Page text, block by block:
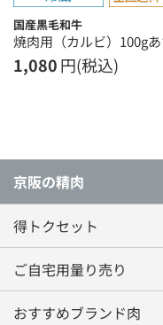
国産黒毛和牛
焼肉用（カルビ）100gあ
1,080円(税込)
京阪の精肉
得トクセット
ご自宅用量り売り
おすすめブランド肉